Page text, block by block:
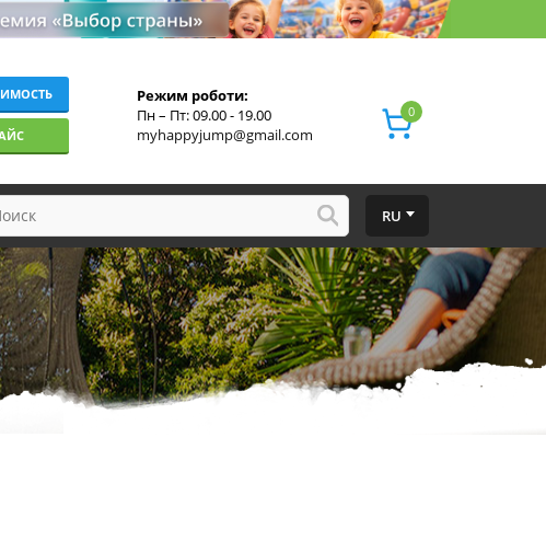
Режим роботи:
Пн – Пт: 09.00 - 19.00
myhappyjump@gmail.com
0
RU